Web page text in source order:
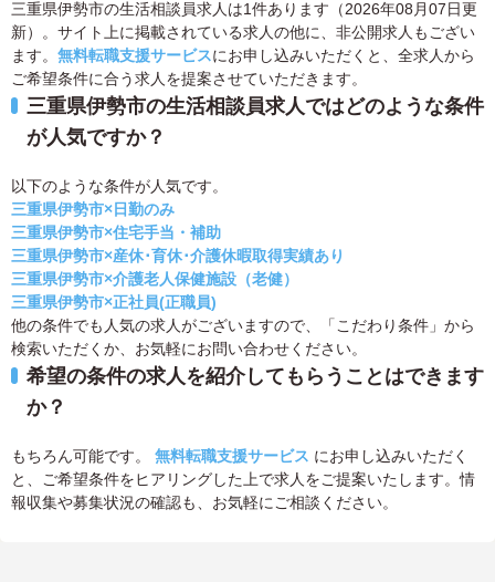
三重県伊勢市の生活相談員求人は1件あります（2026年08月07日更
新）。サイト上に掲載されている求人の他に、非公開求人もござい
ます。 無料転職支援サービスにお申し込みいただくと、全求人から
ご希望条件に合う求人を提案させていただきます。
三重県伊勢市の生活相談員求人ではどのような条件
が人気ですか？
以下のような条件が人気です。
三重県伊勢市×日勤のみ
三重県伊勢市×住宅手当・補助
三重県伊勢市×産休･育休･介護休暇取得実績あり
三重県伊勢市×介護老人保健施設（老健）
三重県伊勢市×正社員(正職員)
他の条件でも人気の求人がございますので、「こだわり条件」から
検索いただくか、お気軽にお問い合わせください。
希望の条件の求人を紹介してもらうことはできます
か？
もちろん可能です。 無料転職支援サービス にお申し込みいただく
と、ご希望条件をヒアリングした上で求人をご提案いたします。情
報収集や募集状況の確認も、お気軽にご相談ください。